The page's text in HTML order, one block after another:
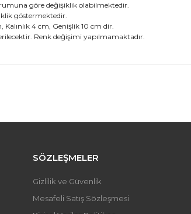
göre değişiklik olabilmektedir.
göstermektedir.
4 cm, Genişlik 10 cm dir.
Renk değişimi yapılmamaktadır.
bulunuyor.
alternatifler olmalı.
SÖZLEŞMELER
Gizlilik ve Güvenlik
Mesafeli Satış Sözleşmesi